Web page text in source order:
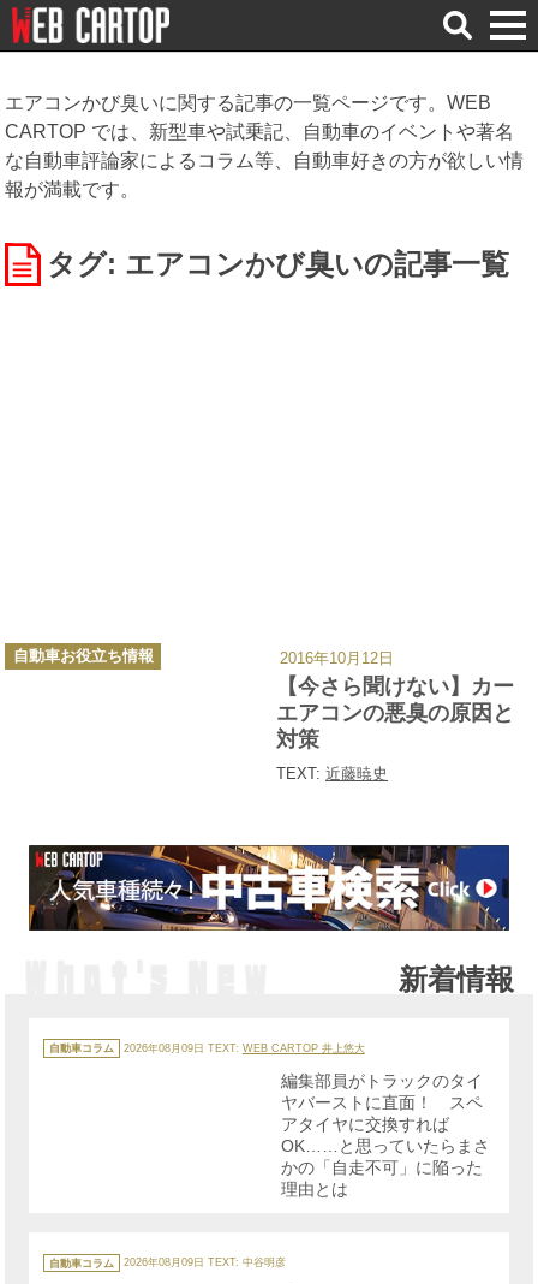
検
索
エアコンかび臭いに関する記事の一覧ページです。WEB
CARTOP では、新型車や試乗記、自動車のイベントや著名
な自動車評論家によるコラム等、自動車好きの方が欲しい情
報が満載です。
タグ: エアコンかび臭いの記事一覧
【今さら聞けない】カー
エアコンの悪臭の原因と
対策
TEXT: 近藤暁史
カ
テ
自動車お役立ち情報 2016年10月12日
新着情報
カ
テ
ゴ
自動車コラム 2026年08月09日 TEXT: WEB CARTOP 井上悠大
編集部員がトラックのタイ
ヤバーストに直面！ スペ
アタイヤに交換すれば
OK……と思っていたらまさ
かの「自走不可」に陥った
理由とは
テ
ゴ
自動車コラム 2026年08月09日 TEXT: 中谷明彦